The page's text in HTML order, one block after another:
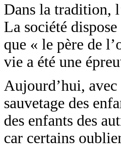
Dans la tradition,
La société
que « le père de
vie a été une
Aujourd’hui,
sauvetage des
des enfants des
car certains